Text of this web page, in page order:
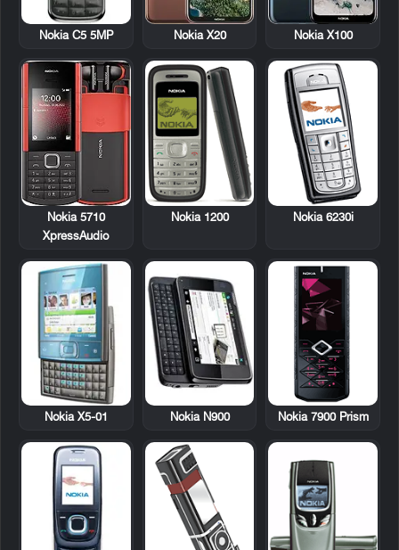
Nokia X100
Nokia X20
Nokia C5 5MP
Nokia 6230i
Nokia 1200
Nokia 5710
XpressAudio
Nokia 7900 Prism
Nokia N900
Nokia X5-01